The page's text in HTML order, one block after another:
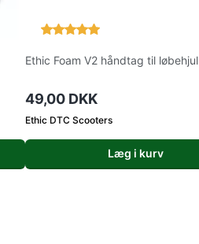
Ethic Foam V2 håndtag til løbehjul
49,00 DKK
Ethic DTC Scooters
Læg i kurv